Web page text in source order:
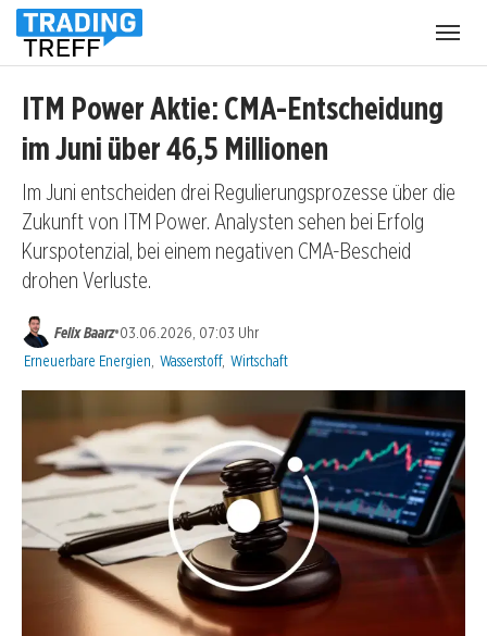
ITM Power Aktie: CMA-Entscheidung
im Juni über 46,5 Millionen
Im Juni entscheiden drei Regulierungsprozesse über die
Zukunft von ITM Power. Analysten sehen bei Erfolg
Kurspotenzial, bei einem negativen CMA-Bescheid
drohen Verluste.
Felix Baarz•03.06.2026, 07:03 Uhr
Kategorien:
Erneuerbare Energien Wasserstoff, Wirtschaft